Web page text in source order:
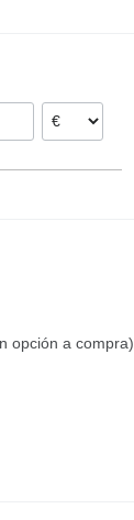
opción a compra)